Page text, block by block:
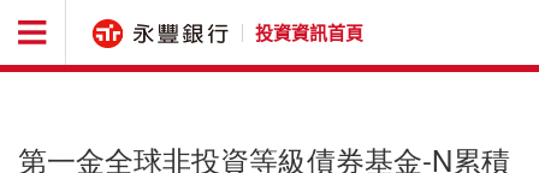
投資資訊首頁